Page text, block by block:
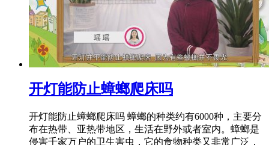
​开灯能防止蟑螂爬床吗
开灯能防止蟑螂爬床吗 蟑螂的种类约有6000种，主要分
布在热带、亚热带地区，生活在野外或者室内。蟑螂是
侵害千家万户的卫生害虫，它的食物种类又非常广泛，